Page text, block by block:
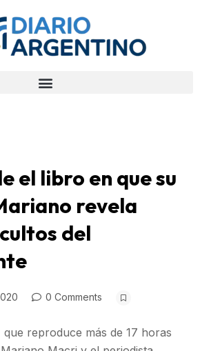
el libro en que su
revela
del
0 Comments
que reproduce más de 17 horas